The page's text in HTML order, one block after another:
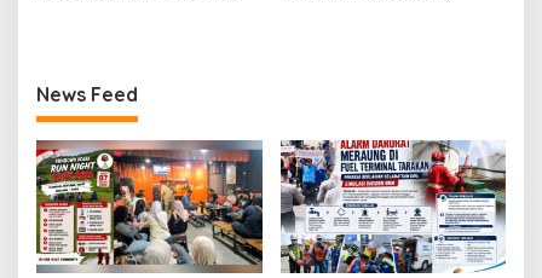
News Feed